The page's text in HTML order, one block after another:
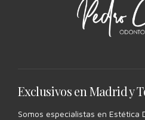
Exclusivos en Madrid y
Somos especialistas en Estética